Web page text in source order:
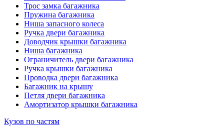
Трос замка багажника
Пружина багажника
Ниша запасного колеса
Ручка двери багажника
Доводчик крышки багажника
Ниша багажника
Ограничитель двери багажника
Ручка крышки багажника
Проводка двери багажника
Багажник на крышу
Петля двери багажника
Амортизатор крышки багажника
Кузов по частям